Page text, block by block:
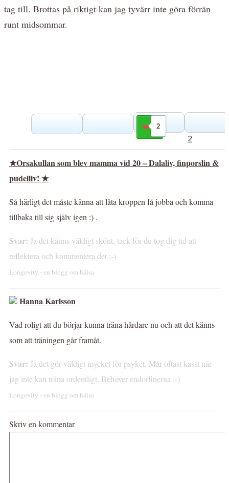
tag till. Brottas på riktigt kan jag tyvärr inte göra förrän
runt midsommar.
2
Gilla
2
★Orsakullan som blev mamma vid 20 – Dalaliv, finporslin &
pudelliv! ★
Så härligt det måste känna att låta kroppen få jobba och komma
tillbaka till sig själv igen :) .
Svar: Ja det känns väldigt skönt, tack för du tog dig tid att
reflektera och kommentera det :-)
Longevity - en blogg om hälsa
Hanna Karlsson
Vad roligt att du börjar kunna träna hårdare nu och att det känns
som att träningen går framåt.
Svar: Ja det gör väldigt mycket för psyket. Mår oftast kasst när
jag inte kan träna ordentligt. Behöver endorfinerna :-)
Longevity - en blogg om hälsa
Skriv en kommentar